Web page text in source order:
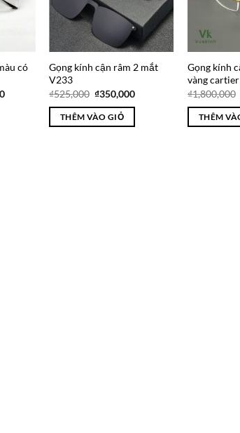
có
Giá
Gọng kính cận râm 2 mắt
V233
₫525,000 Giá
là:
₫525,000.
₫350,000Giá
THÊM VÀO GIỎ
Gọng kính
vàng
₫1,800,000
THÊM